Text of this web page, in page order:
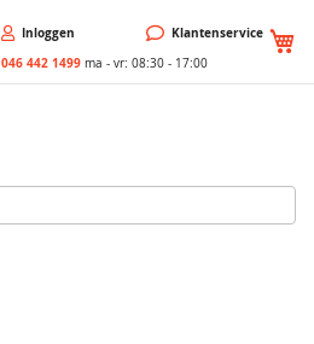
Inloggen Klantenservice
046 442 1499ma - vr: 08:30 - 17:00